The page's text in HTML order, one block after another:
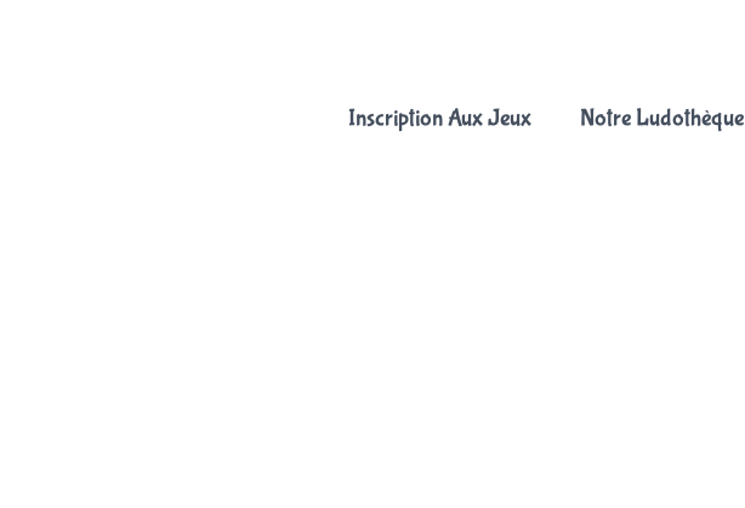
Inscription Aux Jeux
Notre Ludothèque